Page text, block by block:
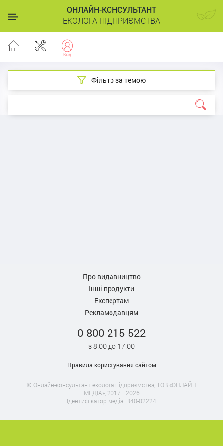
ОНЛАЙН-КОНСУЛЬТАНТ
ЕКОЛОГА ПІДПРИЄМСТВА
Фільтр за темою
Про видавництво
Інші продукти
Експертам
Рекламодавцям
0-800-215-522
з 8.00 до 17.00
Правила користування сайтом
© Онлайн-консультант еколога підприємства, ТОВ «ОНЛАЙН
МЕДІА», 2017—2026
Ідентифікатор медіа: R40-02224